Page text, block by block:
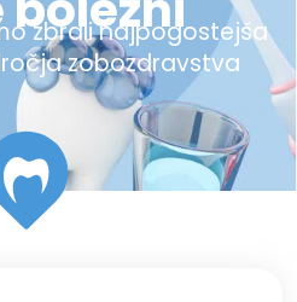
zbrali najpogostejša
zobozdravstva